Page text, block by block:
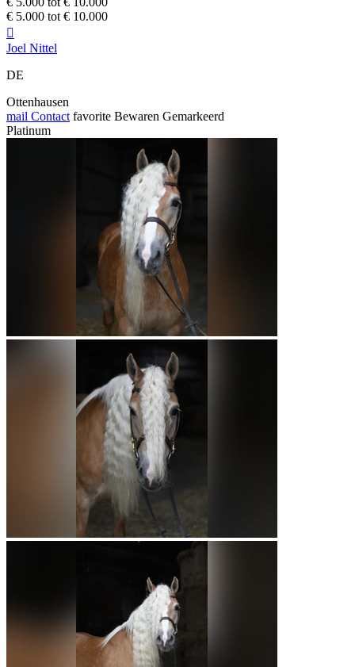
€ 5.000 tot € 10.000

Joel Nittel
DE
Ottenhausen
mail Contact favorite Bewaren Gemarkeerd
Platinum